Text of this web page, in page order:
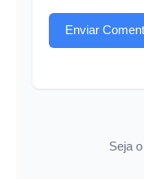
Enviar
Seja